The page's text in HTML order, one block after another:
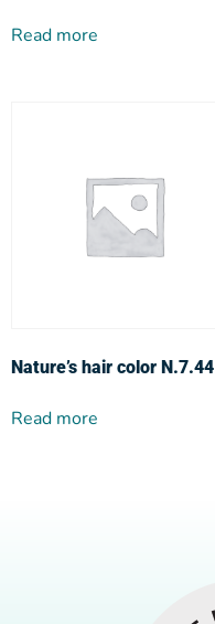
Read more
Nature’s hair color N.7.44
Read more